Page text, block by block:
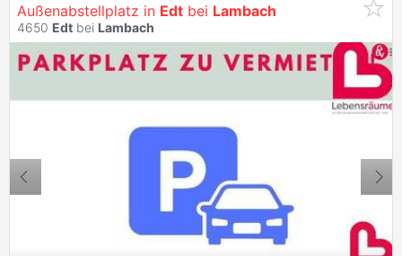
Außenabstellplatz in Edt bei Lambach
4650 Edt bei Lambach